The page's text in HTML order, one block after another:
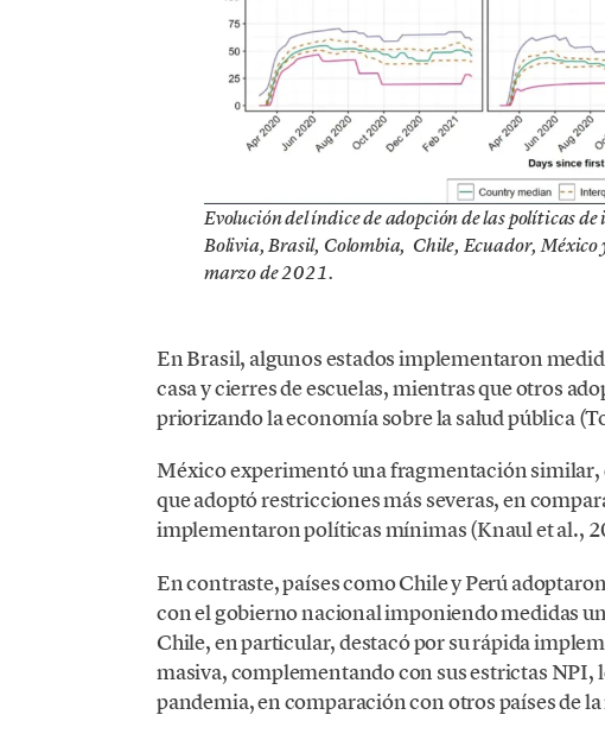
Evolución del índice de adopción de las políticas
Bolivia, Brasil, Colombia, Chile, Ecuador, México
marzo de 2021.
En Brasil, algunos estados implementaron
casa y cierres de escuelas, mientras que otros
priorizando la economía sobre la salud pública
México experimentó una fragmentación similar,
que adoptó restricciones más severas, en
implementaron políticas mínimas (Knaul et al.,
En contraste, países como Chile y Perú
con el gobierno nacional imponiendo medidas
Chile, en particular, destacó por su rápida
masiva, complementando con sus estrictas NPI,
pandemia, en comparación con otros países de